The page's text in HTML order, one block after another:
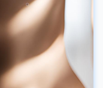
sel kanker.
adalah
Obat ini
terapi
siklus